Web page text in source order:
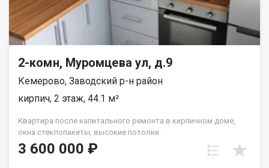
2-комн, Муромцева ул, д.9
Кемерово, Заводский р-н район
кирпич, 2 этаж, 44.1 м²
Квартира после капитального ремонта в кирпичном доме,
окна стеклопакеты, высокие потолки.
3 600 000 ₽